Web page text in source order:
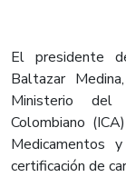
El presidente
Baltazar
Ministerio del
Colombiano
Medicamentos
certificación de